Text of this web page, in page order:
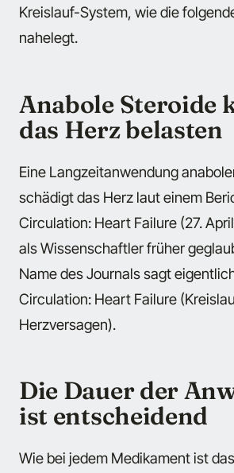
Kreislauf-System, wie die
nahelegt.
Anabole Steroide
das Herz belasten
Eine Langzeitanwendung
schädigt das Herz laut einem
Circulation: Heart Failure (27.
als Wissenschaftler früher
Name des Journals sagt
Circulation: Heart Failure
Herzversagen).
Die Dauer der
ist entscheidend
Wie bei jedem Medikament ist